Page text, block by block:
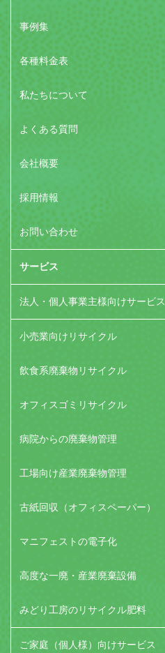
事例集
各種料金表
私たちについて
よくある質問
会社概要
採用情報
お問い合わせ
サービス
法人・個人事業主様向けサービス
小売業向けリサイクル
飲食系廃棄物リサイクル
オフィスゴミリサイクル
病院からの廃棄物管理
工場向け産業廃棄物管理
古紙回収（オフィスペーパー）
マニフェストの電子化
高度な一廃・産業廃棄設備
みどり工房のリサイクル肥料
ご家庭（個人様）向けサービス